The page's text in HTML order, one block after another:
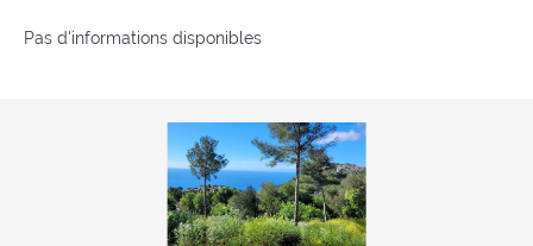
Pas d'informations disponibles